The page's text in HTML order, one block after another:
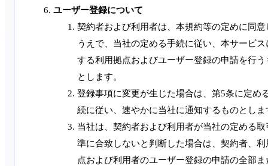
ユーザー登録について
契約者および利用者は、本規約等の定めに同意
うえで、当社の定める手続に従い、本サービス
する利用拠点およびユーザー登録の申請を行う
とします。
登録事項に変更が生じた場合は、第5条に定め
続に従い、速やかに当社に通知するものとしま
当社は、契約者および利用者が当社の定める取
準に合致しないと判断した場合は、契約者、利
点および利用者のユーザー登録の申請の全部ま